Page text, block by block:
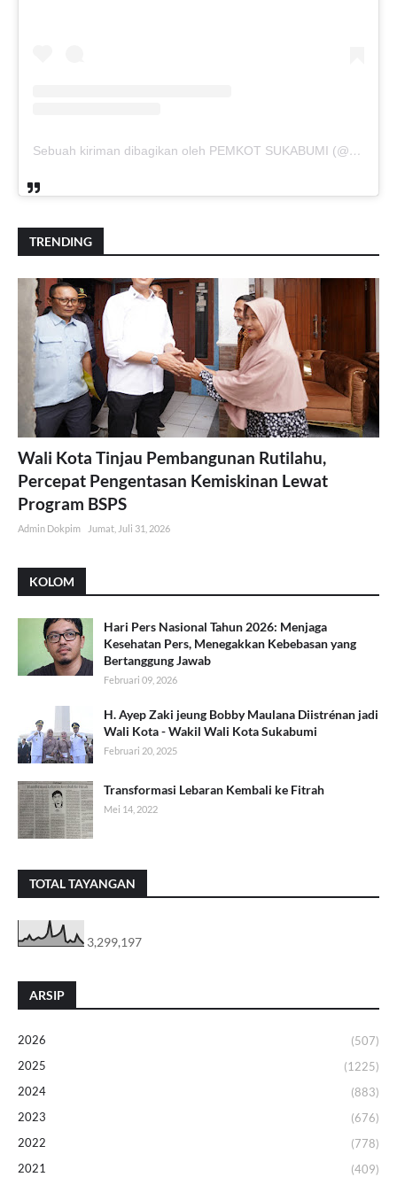
Sebuah kiriman dibagikan oleh PEMKOT SUKABUMI (@pemkotsukabumi_)
TRENDING
Wali Kota Tinjau Pembangunan Rutilahu,
Percepat Pengentasan Kemiskinan Lewat
Program BSPS
Admin Dokpim Jumat, Juli 31, 2026
KOLOM
Hari Pers Nasional Tahun 2026: Menjaga
Kesehatan Pers, Menegakkan Kebebasan yang
Bertanggung Jawab
Februari 09, 2026
H. Ayep Zaki jeung Bobby Maulana Diistrénan jadi
Wali Kota - Wakil Wali Kota Sukabumi
Februari 20, 2025
Transformasi Lebaran Kembali ke Fitrah
Mei 14, 2022
TOTAL TAYANGAN
3,299,197
ARSIP
2026
(507)
2025
(1225)
2024
(883)
2023
(676)
2022
(778)
2021
(409)